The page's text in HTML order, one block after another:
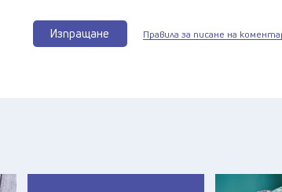
Изпращане Правила за писане на